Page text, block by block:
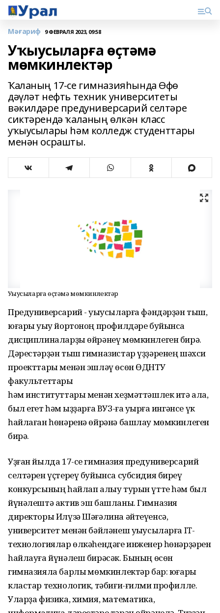
Мәғариф 9 ФЕВРАЛЯ 2023, 09:58
Уҡыусыларға өҫтәмә
мөмкинлектәр
Ҡаланың 17-се гимназияһында Өфө
дәүләт нефть техник университеты
вәкилдәре предуниверсарий селтәре
сиктәрендә ҡаланың өлкән класс
уҡыусылары һәм колледж студенттары
менән осрашты.
Уҡыусыларға өҫтәмә мөмкинлектәр
Предуниверсарий - уҡыусыларға фәндәрҙән тыш,
юғары уҡыу йортоноң профилдәре буйынса
дисциплиналарҙы өйрәнеү мөмкинлеген бирә.
Дәрестәрҙән тыш гимназистар үҙҙәренең шәхси
проекттары менән эшләү өсөн ӨДНТУ
факультеттары
һәм институттары менән хеҙмәттәшлек итә ала,
был егет һәм ҡыҙҙарға ВУЗ-ға уҡырға ингәнсе үк
һайлаған һөнәренә өйрәнә башлау мөмкинлеген
бирә.
Уҙған йылда 17-се гимназия предуниверсарий
селтәрен үҫтереү буйынса субсидия биреү
конкурсының һайлап алыу турын үтте һәм был
йүнәлештә актив эш башланы. Гимназия
директоры Илүзә Шәғәлина әйтеүенсә,
университет менән бәйләнеш уҡыусыларға IT-
технологиялар өлкәһендәге инженер һөнәрҙәрен
һайлауға йүнәлеш бирәсәк. Бының өсөн
гимназияла барлыҡ мөмкинлектәр бар: юғары
кластар технологик, тәбиғи-ғилми профилле.
Уларҙа физика, химия, математика,